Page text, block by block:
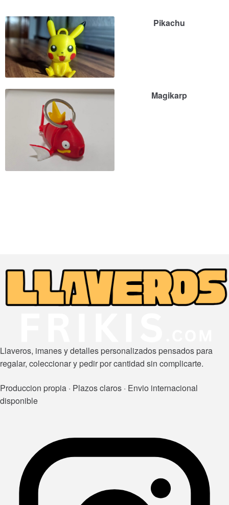
Pikachu
Magikarp
Llaveros, imanes y detalles personalizados pensados para
regalar, coleccionar y pedir por cantidad sin complicarte.
Produccion propia · Plazos claros · Envio internacional
disponible